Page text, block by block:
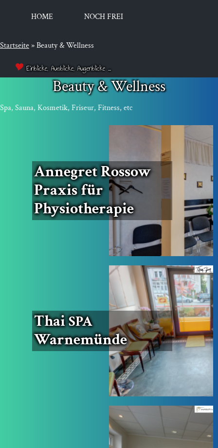
HOME NOCH FREI
Startseite»Beauty & Wellness
Einblicke, Ausblicke, Augenblicke ...
Beauty & Wellness
Spa, Sau­na, Kos­me­tik, Fri­seur, Fit­ness, etc
Anne­gret Rossow
Pra­xis für
Physiotherapie
ThaiSPA
Warnemünde